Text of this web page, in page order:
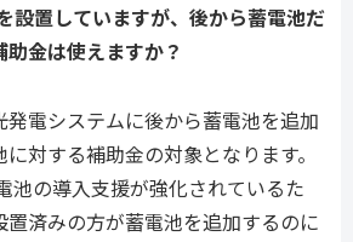
設置していますが、後から蓄電池だ
金は使えますか？
電システムに後から蓄電池を追加
対する補助金の対象となります。
池の導入支援が強化されているた
済みの方が蓄電池を追加するのに